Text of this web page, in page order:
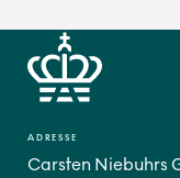
ADRESSE
Carsten Niebuhrs